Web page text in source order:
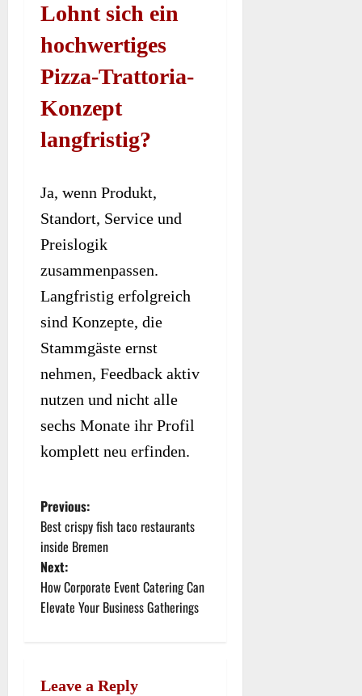
Lohnt sich ein
hochwertiges
Pizza-Trattoria-
Konzept
langfristig?
Ja, wenn Produkt,
Standort, Service und
Preislogik
zusammenpassen.
Langfristig erfolgreich
sind Konzepte, die
Stammgäste ernst
nehmen, Feedback aktiv
nutzen und nicht alle
sechs Monate ihr Profil
komplett neu erfinden.
P
o
s
t
Previous:
Best crispy fish taco restaurants
inside Bremen
Next:
How Corporate Event Catering Can
Elevate Your Business Gatherings
Leave a Reply